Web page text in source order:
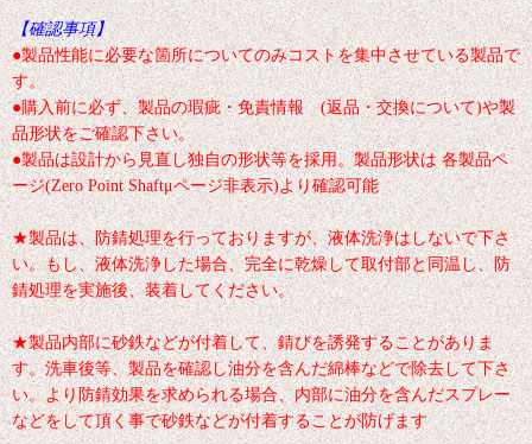
【確認事項】
●製品性能に必要な箇所についてのみコストを集中させている製品で
す。
●購入前に必ず、製品の瑕疵・免責情報 (返品・交換について)や製
品形状をご確認下さい。
●製品は設計から見直し独自の形状等を採用。製品形状は 各製品ペ
ージ(Zero Point Shaftμページ非表示)より確認可能
★製品は、防錆処理を行っておりますが、液体洗浄はしないで下さ
い。もし、液体洗浄した場合、完全に乾燥して取付部と同温し、防
錆処理を実施後、装着してください。
★製品内部に砂鉄などが付着して、錆びを誘発することがありま
す。洗車後等、製品を確認し油分を含んだ綿棒などで除去して下さ
い。より防錆効果を求められる場合、内部に油分を含んだスプレー
などをして頂く事で砂鉄などが付着することが防げます